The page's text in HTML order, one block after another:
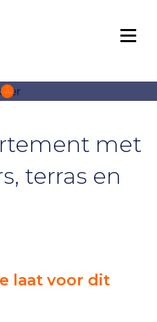
met
terras en
laat voor dit